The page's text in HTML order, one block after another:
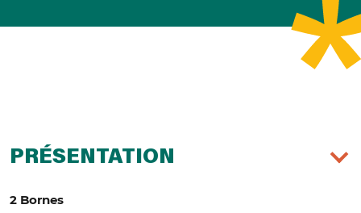
PRÉSENTATION
2 Bornes